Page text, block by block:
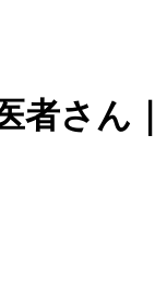
者さん